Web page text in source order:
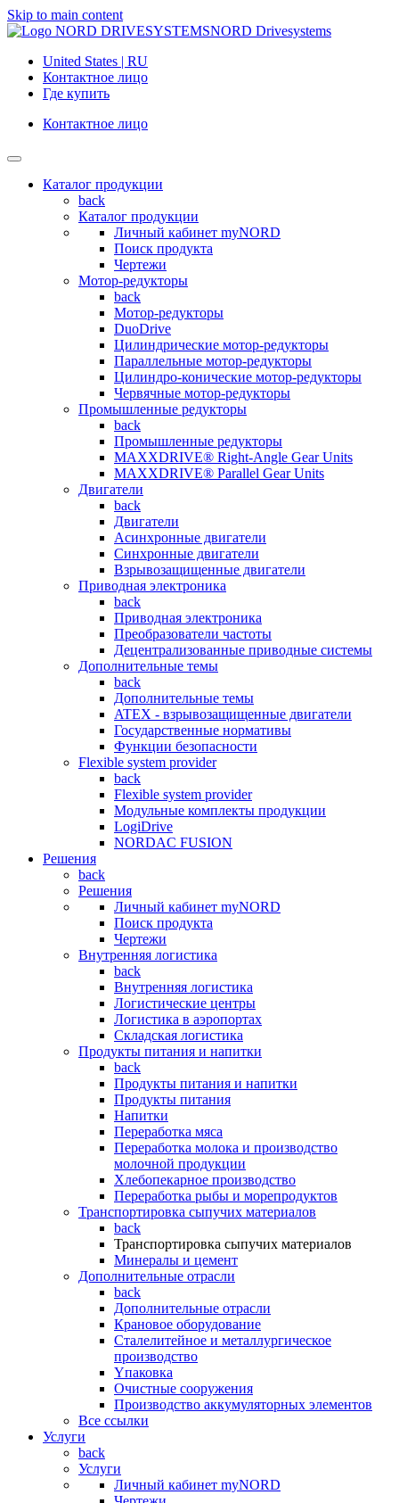
Skip to main content
NORD Drivesystems
United States | RU
Контактное лицо
Где купить
Контактное лицо
Каталог продукции
back
Каталог продукции
Личный кабинет myNORD
Поиск продукта
Чертежи
Мотор-редукторы
back
Мотор-редукторы
DuoDrive
Цилиндрические мотор-редукторы
Параллельные мотор-редукторы
Цилиндро-конические мотор-редукторы
Червячные мотор-редукторы
Промышленные редукторы
back
Промышленные редукторы
MAXXDRIVE® Right-Angle Gear Units
MAXXDRIVE® Parallel Gear Units
Двигатели
back
Двигатели
Асинхронные двигатели
Синхронные двигатели
Взрывозащищенные двигатели
Приводная электроника
back
Приводная электроника
Преобразователи частоты
Децентрализованные приводные системы
Дополнительные темы
back
Дополнительные темы
ATEX - взрывозащищенные двигатели
Государственные нормативы
Функции безопасности
Flexible system provider
back
Flexible system provider
Модульные комплекты продукции
LogiDrive
NORDAC FUSION
Решения
back
Решения
Личный кабинет myNORD
Поиск продукта
Чертежи
Внутренняя логистика
back
Внутренняя логистика
Логистические центры
Логистика в аэропортах
Складская логистика
Продукты питания и напитки
back
Продукты питания и напитки
Продукты питания
Напитки
Переработка мяса
Переработка молока и производство
молочной продукции
Хлебопекарное производство
Переработка рыбы и морепродуктов
Транспортировка сыпучих материалов
back
Транспортировка сыпучих материалов
Минералы и цемент
Дополнительные отрасли
back
Дополнительные отрасли
Крановое оборудование
Сталелитейное и металлургическое
производство
Yпаковка
Очистные сооружения
Производство аккумуляторных элементов
Все ссылки
Услуги
back
Услуги
Личный кабинет myNORD